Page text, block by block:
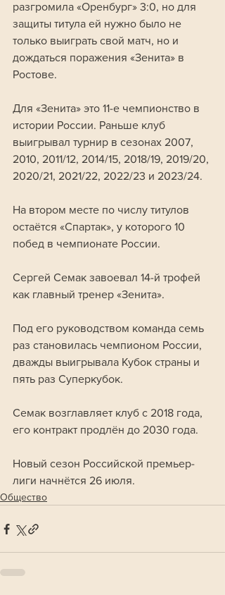
разгромила «Оренбург» 3:0, но для
защиты титула ей нужно было не
только выиграть свой матч, но и
дождаться поражения «Зенита» в
Ростове.
Для «Зенита» это 11-е чемпионство в
истории России. Раньше клуб
выигрывал турнир в сезонах 2007,
2010, 2011/12, 2014/15, 2018/19, 2019/20,
2020/21, 2021/22, 2022/23 и 2023/24.
На втором месте по числу титулов
остаётся «Спартак», у которого 10
побед в чемпионате России.
Сергей Семак завоевал 14-й трофей
как главный тренер «Зенита».
Под его руководством команда семь
раз становилась чемпионом России,
дважды выигрывала Кубок страны и
пять раз Суперкубок.
Семак возглавляет клуб с 2018 года,
его контракт продлён до 2030 года.
Новый сезон Российской премьер-
лиги начнётся 26 июля.
Общество